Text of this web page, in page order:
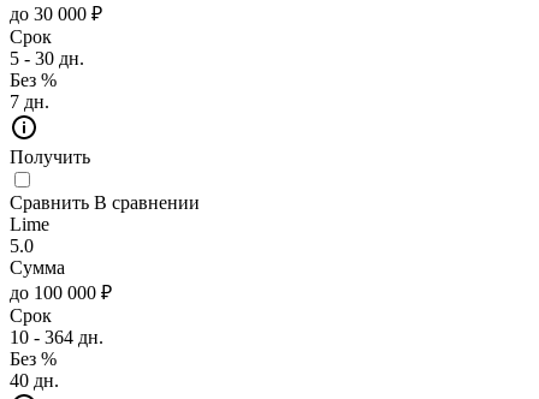
до 30 000 ₽
Срок
5 - 30 дн.
Без %
7 дн.
Получить
Сравнить В сравнении
Lime
5.0
Сумма
до 100 000 ₽
Срок
10 - 364 дн.
Без %
40 дн.